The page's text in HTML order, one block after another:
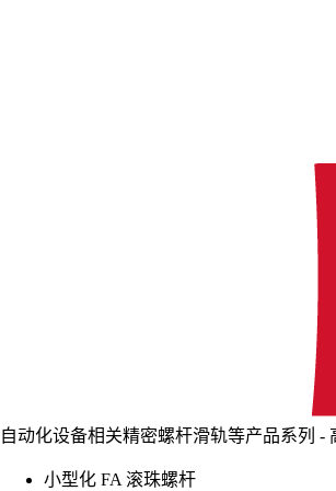
自动化设备相关精密螺杆滑轨等产品系列 -
小型化 FA 滚珠螺杆